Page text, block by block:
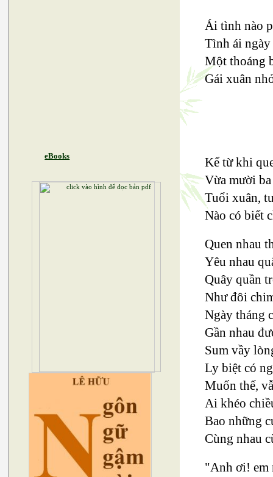
eBooks
Ái tình nào
Tình ái
Một thoáng
Gái xuân
Kể từ khi
Vừa mười
Tuổi xuân,
Nào có biết
Quen nhau
Yêu nhau
Quây quần
Như đôi
Ngày tháng
Gần nhau
Sum vầy
Ly biệt có
Muốn thế,
Ai khéo
Bao những
Cùng nhau
"Anh ơi! em